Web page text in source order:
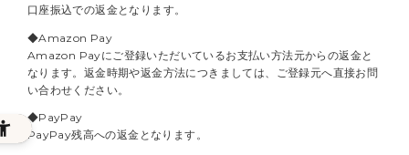
口座振込での返金となります。
◆Amazon Pay
Amazon Payにご登録いただいているお支払い方法元からの返金と
なります。返金時期や返金方法につきましては、ご登録元へ直接お問
い合わせください。
◆PayPay
PayPay残高への返金となります。